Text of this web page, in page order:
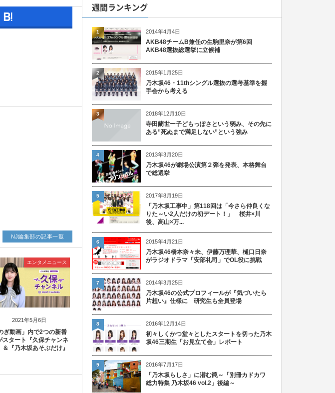
2021年5月6日
エンタメニュース
ぎ動画」内で2つの新番
スタート『久保チャンネ
＆『乃木坂あそぶだけ』
NJ編集部の記事一覧
週間ランキング
2014年4月4日
AKB48チームB兼任の生駒里奈が第6回
AKB48選抜総選挙に立候補
1
2015年1月25日
乃木坂46・11thシングル選抜の選考基準を握
手会から考える
2
2018年12月10日
寺田蘭世ー子どもっぽさという弱み、その先に
ある”死ぬまで満足しない”という強み
3
2013年3月20日
乃木坂46が劇場公演第２弾を発表、本格舞台
で総選挙
4
2017年8月19日
「乃木坂工事中」第118回は「今さら仲良くな
りた～い2人だけの初デート！」 桜井×川
後、高山×万...
5
2015年4月21日
乃木坂46橋本奈々未、伊藤万理華、樋口日奈
がラジオドラマ「安部礼司」でOL役に挑戦
6
2014年3月25日
乃木坂46の公式プロフィールが『気づいたら
片想い』仕様に 研究生も全員登場
7
2016年12月14日
初々しくかつ堂々としたスタートを切った乃木
坂46三期生「お見立て会」レポート
8
2016年7月17日
「乃木坂らしさ」に潜む罠～「別冊カドカワ
総力特集 乃木坂46 vol.2」後編～
9